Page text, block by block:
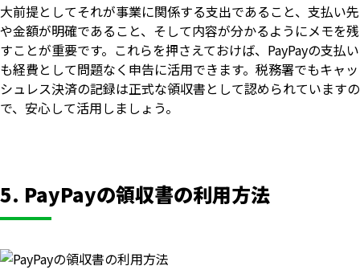
大前提としてそれが事業に関係する支出であること、支払い先
や金額が明確であること、そして内容が分かるようにメモを残
すことが重要です。これらを押さえておけば、PayPayの支払い
も経費として問題なく申告に活用できます。税務署でもキャッ
シュレス決済の記録は正式な領収書として認められていますの
で、安心して活用しましょう。
5. PayPayの領収書の利用方法